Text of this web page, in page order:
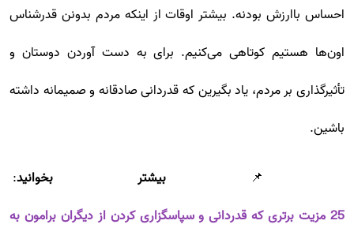
احساس باارزش بودنه. بیشتر اوقات از اینکه مردم بدونن قدرشناس
اون‌ها هستیم کوتاهی می‌کنیم. برای به دست آوردن دوستان و
تأثیرگذاری بر مردم، یاد بگیرین که قدردانی صادقانه و صمیمانه داشته
باشین.
📌 بیشتر بخوانید:
25 مزیت برتری که قدردانی و سپاسگزاری کردن از دیگران برامون به